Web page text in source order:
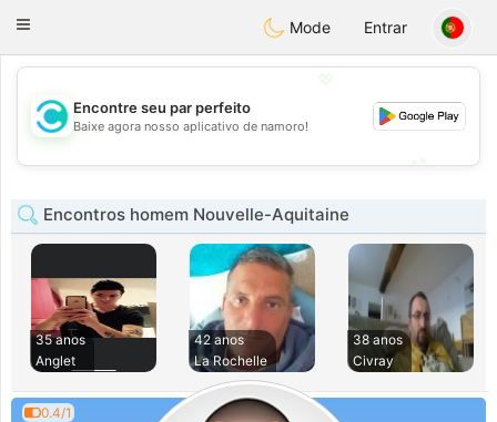
olombiaCitas
Toggle
Mode Entrar
💖
💕
Encontre seu par perfeito
Baixe agora nosso aplicativo de namoro!
Encontros homem Nouvelle-Aquitaine
35 anos
Anglet
42 anos
La Rochelle
38 anos
Civray
0.4/1